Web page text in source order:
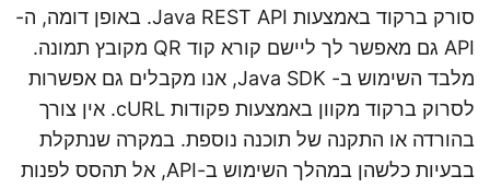
סורק ברקוד באמצעות Java REST API. באופן דומה, ה-
API גם מאפשר לך ליישם קורא קוד QR מקובץ תמונה.
מלבד השימוש ב- Java SDK, אנו מקבלים גם אפשרות
לסרוק ברקוד מקוון באמצעות פקודות cURL. אין צורך
בהורדה או התקנה של תוכנה נוספת. במקרה שנתקלת
בבעיות כלשהן במהלך השימוש ב-API, אל תהסס לפנות